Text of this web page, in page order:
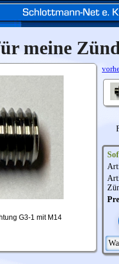
meine
G3-1 mit M14